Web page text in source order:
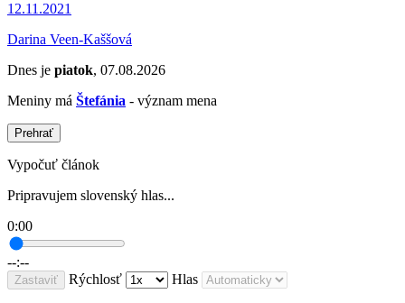
12.11.2021
Darina Veen-Kaššová
Dnes je piatok, 07.08.2026
Meniny má Štefánia - význam mena
Prehrať
Vypočuť článok
Pripravujem slovenský hlas...
0:00
--:--
Zastaviť Rýchlosť Hlas